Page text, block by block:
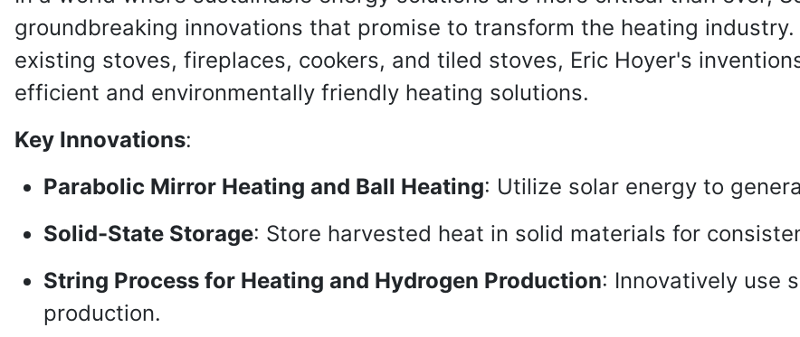
groundbreaking innovations that promise to transform the heating
existing stoves, fireplaces, cookers, and tiled stoves, Eric Hoyer's
efficient and environmentally friendly heating solutions.
Key Innovations:
Parabolic Mirror Heating and Ball Heating: Utilize solar energy to
Solid-State Storage: Store harvested heat in solid materials for
String Process for Heating and Hydrogen Production: Innovatively use
production.